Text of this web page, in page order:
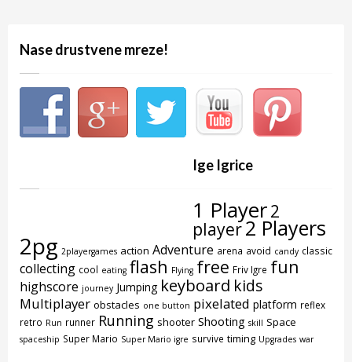
Nase drustvene mreze!
Ige Igrice
1 Player2
player2 Players
2pg 2playergames action Adventure arena avoid candy classic
collecting cool eating flash Flying free Friv Igre fun
highscore journey Jumping keyboard kids
Multiplayer obstacles one button pixelated platform reflex
retro Run runner Running shooter Shooting skill Space
spaceship Super Mario Super Mario igre survive timing Upgrades war